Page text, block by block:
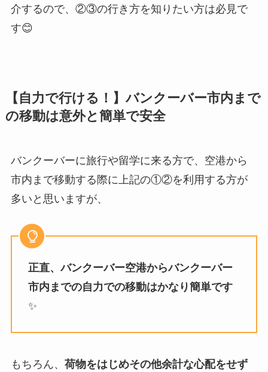
介するので、②③の行き方を知りたい方は必見で
す😊
【自力で行ける！】バンクーバー市内まで
の移動は意外と簡単で安全
バンクーバーに旅行や留学に来る方で、空港から
市内まで移動する際に上記の①②を利用する方が
多いと思いますが、
正直、バンクーバー空港からバンクーバー
市内までの自力での移動はかなり簡単です
✨
もちろん、 荷物をはじめその他余計な心配をせず